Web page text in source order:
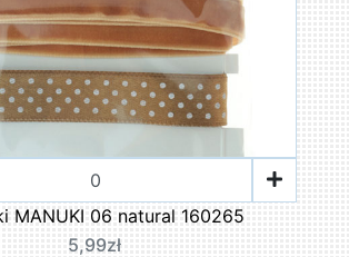
MANUKI 06 natural 160265
5,99zł